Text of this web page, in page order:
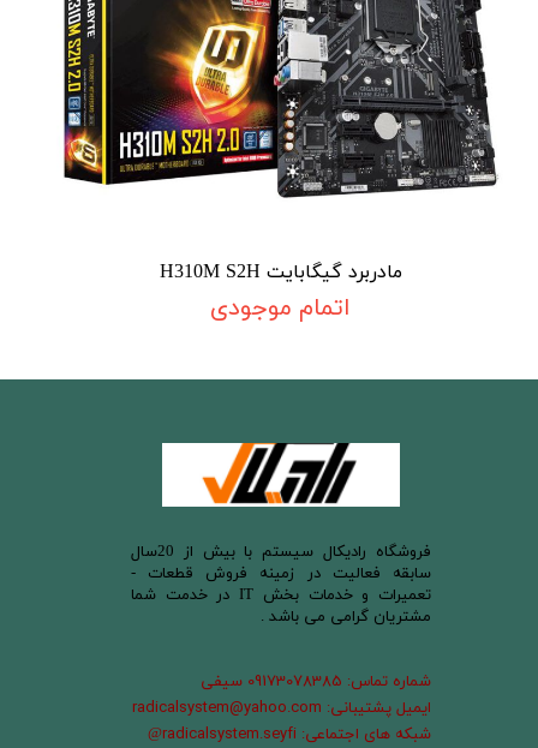
مادربرد گیگابایت H310M S2H
اتمام موجودی
​فروشگاه رادیکال سیستم با بیش از 20سال
سابقه فعالیت در زمینه فروش قطعات -
تعمیرات و خدمات بخش IT در خدمت شما
مشتریان گرامی می باشد .
شماره تماس: 09173078385 سیفی
ایمیل پشتیبانی: radicalsystem@yahoo.com
شبکه های اجتماعی: radicalsystem.seyfi
@